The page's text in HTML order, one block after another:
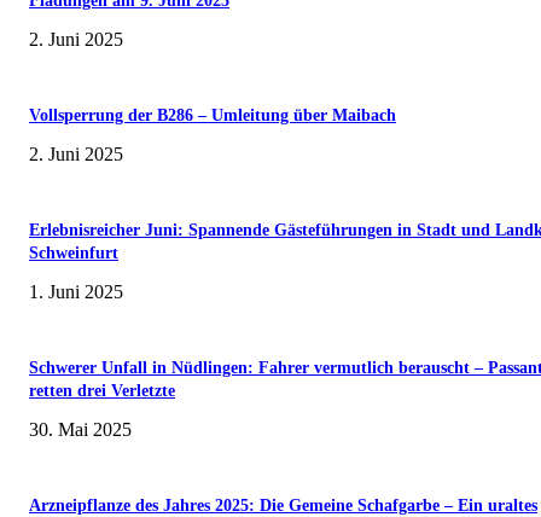
2. Juni 2025
Vollsperrung der B286 – Umleitung über Maibach
2. Juni 2025
Erlebnisreicher Juni: Spannende Gästeführungen in Stadt und
Schweinfurt
1. Juni 2025
Schwerer Unfall in Nüdlingen: Fahrer vermutlich berauscht –
retten drei Verletzte
30. Mai 2025
Arzneipflanze des Jahres 2025: Die Gemeine Schafgarbe – Ein uraltes